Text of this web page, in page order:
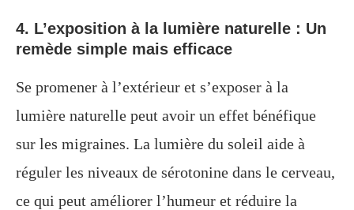
4. L’exposition à la lumière naturelle : Un
remède simple mais efficace
Se promener à l’extérieur et s’exposer à la
lumière naturelle peut avoir un effet bénéfique
sur les migraines. La lumière du soleil aide à
réguler les niveaux de sérotonine dans le cerveau,
ce qui peut améliorer l’humeur et réduire la